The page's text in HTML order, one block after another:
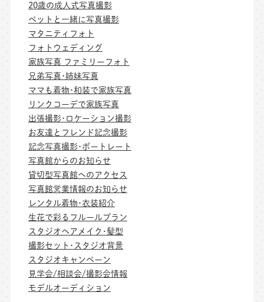
20歳の成人式写真撮影
ペットと一緒に写真撮影
マタニティフォト
フォトウェディング
家族写真 ファミリーフォト
兄弟写真･姉妹写真
ママも着物･和装で家族写真
リンクコーデで家族写真
出張撮影･ロケーション撮影
お友達とフレンド記念撮影
記念写真撮影･ポートレート
写真館からのお知らせ
貸切型写真館へのアクセス
写真館営業情報のお知らせ
レンタル着物･衣装紹介
生花で彩るフルールプラン
スタジオヘアメイク･髪型
撮影セット･スタジオ背景
スタジオキャンペーン
見学会/相談会/撮影会情報
モデルオーディション